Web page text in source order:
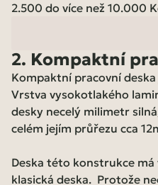
2.500 do více než 10.000
2. Kompaktní
Kompaktní pracovní
Vrstva vysokotlakého
desky necelý milimetr
celém jejím průřezu cca
Deska této konstrukce má
klasická deska. Protože